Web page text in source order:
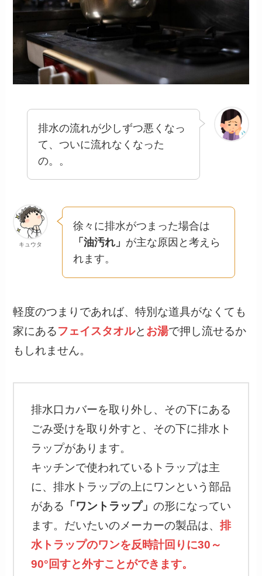
排水の流れが少しずつ悪くなっ
て、ついに流れなくなった
の。。
キュウタ
徐々に排水がつまった場合は
「油汚れ」 が主な原因と考えら
れます。
軽度のつまりであれば、特別な道具がなくても
家にあるフェイスタオルと お湯で押し流せるか
もしれません。
排水口カバーを取り外し、その下にある
ごみ受けを取り外すと、その下に排水ト
ラップがあります。
キッチンで使われているトラップは主
に、排水トラップの上にワンという部品
がある 「ワントラップ」 の形になってい
ます。だいたいのメーカーの製品は、 排
水トラップのワンを反時計回りに30～
90°回すと外すことができます。